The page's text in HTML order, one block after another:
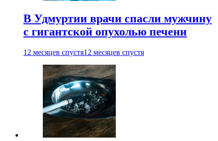
В Удмуртии врачи спасли мужчину
с гигантской опухолью печени
12 месяцев спустя12 месяцев спустя